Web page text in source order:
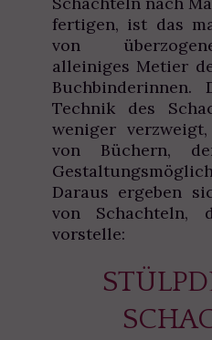
fertigen, ist das
von
alleiniges Metier
Buchbinderinnen.
Technik des
weniger
von Büchern,
Daraus ergeben
von
vorstelle: